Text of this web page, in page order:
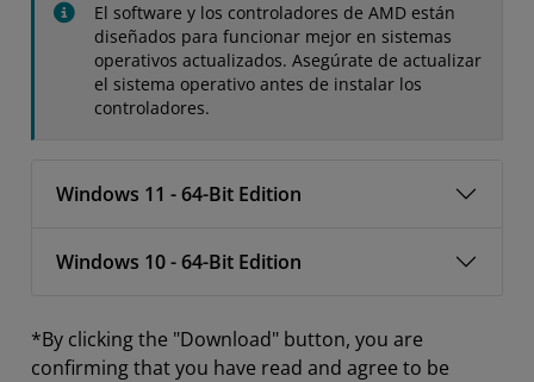
Contacto
El software y los controladores de AMD están
diseñados para funcionar mejor en sistemas
operativos actualizados. Asegúrate de actualizar
el sistema operativo antes de instalar los
controladores.
Windows 11 - 64-Bit Edition
Windows 10 - 64-Bit Edition
*By clicking the "Download" button, you are
confirming that you have read and agree to be